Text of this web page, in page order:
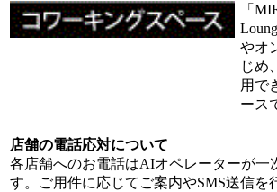
「
やオ
じめ
用で
ース
店舗の電話応対について
各店舗へのお電話はAIオペレーターが一
す。ご用件に応じてご案内やSMS送信を